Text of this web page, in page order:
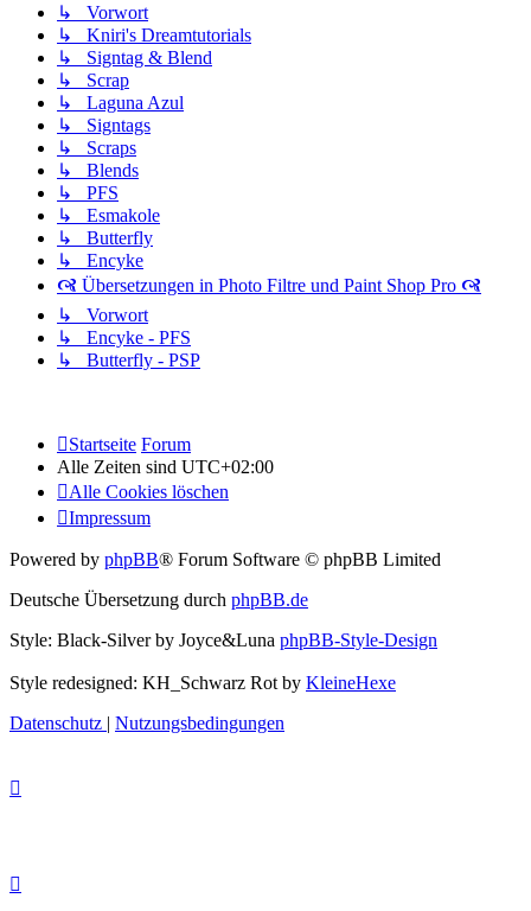
↳ Vorwort
↳ Kniri's Dreamtutorials
↳ Signtag & Blend
↳ Scrap
↳ Laguna Azul
↳ Signtags
↳ Scraps
↳ Blends
↳ PFS
↳ Esmakole
↳ Butterfly
↳ Encyke
🙧 Übersetzungen in Photo Filtre und Paint Shop Pro 🙧
↳ Vorwort
↳ Encyke - PFS
↳ Butterfly - PSP
Startseite Forum
Alle Zeiten sind UTC+02:00
Alle Cookies löschen
Impressum
Powered by phpBB® Forum Software © phpBB Limited
Deutsche Übersetzung durch phpBB.de
Style: Black-Silver by Joyce&Luna phpBB-Style-Design
Style redesigned: KH_Schwarz Rot by KleineHexe
Datenschutz | Nutzungsbedingungen